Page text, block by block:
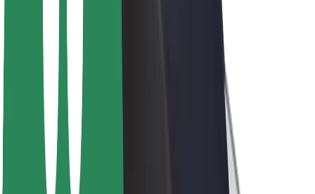
Блог
Пресцентр
Правила використання бренду
Місія
Зв’язки з інвесторами
Керівництво